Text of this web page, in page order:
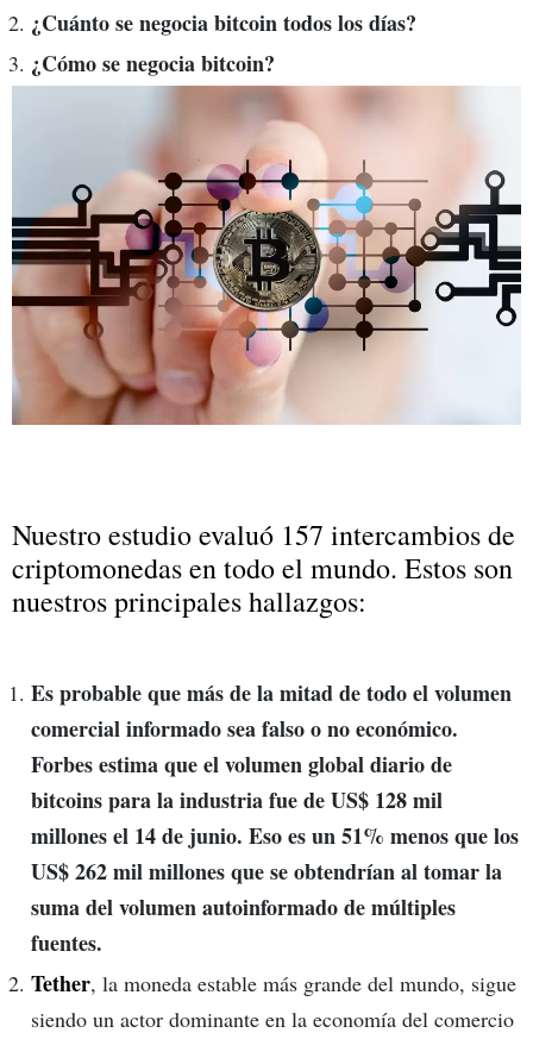
¿Cuánto se negocia bitcoin todos los días?
¿Cómo se negocia bitcoin?
Nuestro estudio evaluó 157 intercambios de
criptomonedas en todo el mundo. Estos son
nuestros principales hallazgos:
Es probable que más de la mitad de todo el volumen
comercial informado sea falso o no económico.
Forbes estima que el volumen global diario de
bitcoins para la industria fue de US$ 128 mil
millones el 14 de junio. Eso es un 51% menos que los
US$ 262 mil millones que se obtendrían al tomar la
suma del volumen autoinformado de múltiples
fuentes.
Tether, la moneda estable más grande del mundo, sigue
siendo un actor dominante en la economía del comercio